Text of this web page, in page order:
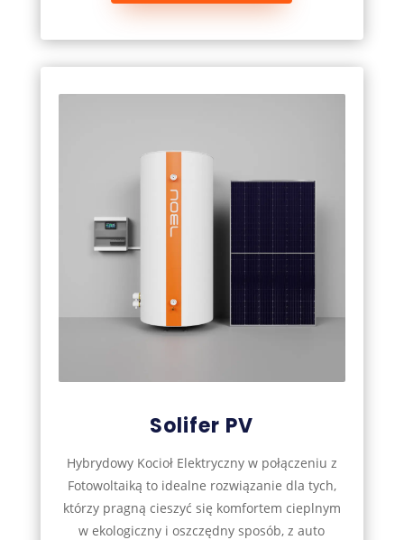
Solifer PV
Hybrydowy Kocioł Elektryczny w połączeniu z
Fotowoltaiką to idealne rozwiązanie dla tych,
którzy pragną cieszyć się komfortem cieplnym
w ekologiczny i oszczędny sposób, z auto